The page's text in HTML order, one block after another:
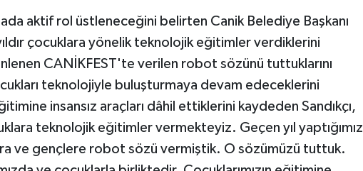
aktif rol üstleneceğini belirten Canik Belediye Başkanı
çocuklara yönelik teknolojik eğitimler verdiklerini
CANİKFEST'te verilen robot sözünü tuttuklarını
teknolojiyle buluşturmaya devam edeceklerini
insansız araçları dâhil ettiklerini kaydeden Sandıkçı,
teknolojik eğitimler vermekteyiz. Geçen yıl yaptığımız
ve gençlere robot sözü vermiştik. O sözümüzü tuttuk.